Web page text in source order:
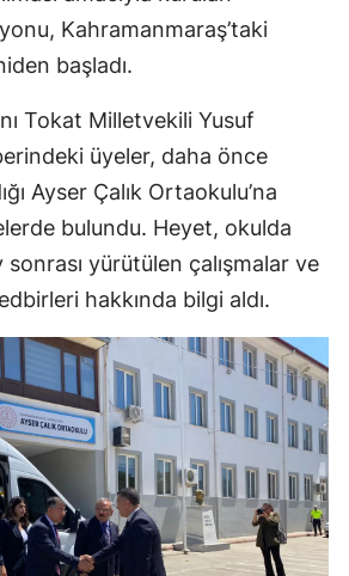
Kahramanmaraş’taki
başladı.
Tokat Milletvekili Yusuf
üyeler, daha önce
Ayser Çalık Ortaokulu’na
bulundu. Heyet, okulda
yürütülen çalışmalar ve
hakkında bilgi aldı.